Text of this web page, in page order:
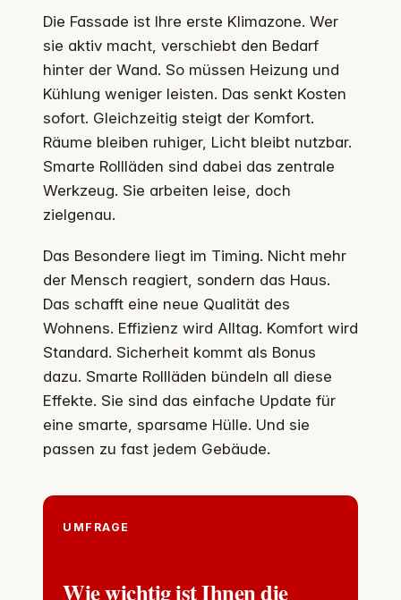
Die Fassade ist Ihre erste Klimazone. Wer
sie aktiv macht, verschiebt den Bedarf
hinter der Wand. So müssen Heizung und
Kühlung weniger leisten. Das senkt Kosten
sofort. Gleichzeitig steigt der Komfort.
Räume bleiben ruhiger, Licht bleibt nutzbar.
Smarte Rollläden sind dabei das zentrale
Werkzeug. Sie arbeiten leise, doch
zielgenau.
Das Besondere liegt im Timing. Nicht mehr
der Mensch reagiert, sondern das Haus.
Das schafft eine neue Qualität des
Wohnens. Effizienz wird Alltag. Komfort wird
Standard. Sicherheit kommt als Bonus
dazu. Smarte Rollläden bündeln all diese
Effekte. Sie sind das einfache Update für
eine smarte, sparsame Hülle. Und sie
passen zu fast jedem Gebäude.
UMFRAGE
Wie wichtig ist Ihnen die